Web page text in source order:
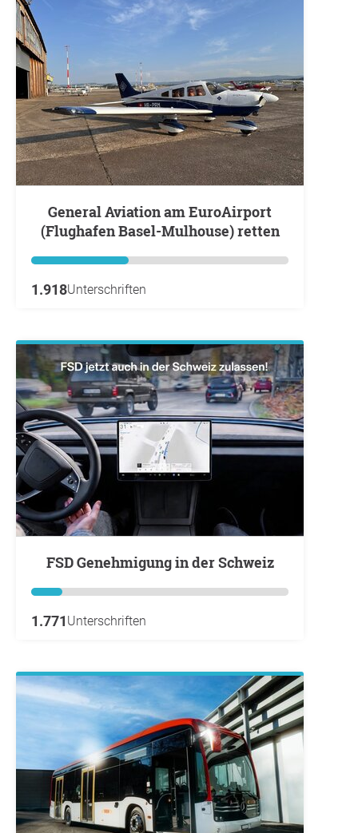
General Aviation am EuroAirport
(Flughafen Basel-Mulhouse) retten
1.918Unterschriften
FSD Genehmigung in der Schweiz
1.771 Unterschriften